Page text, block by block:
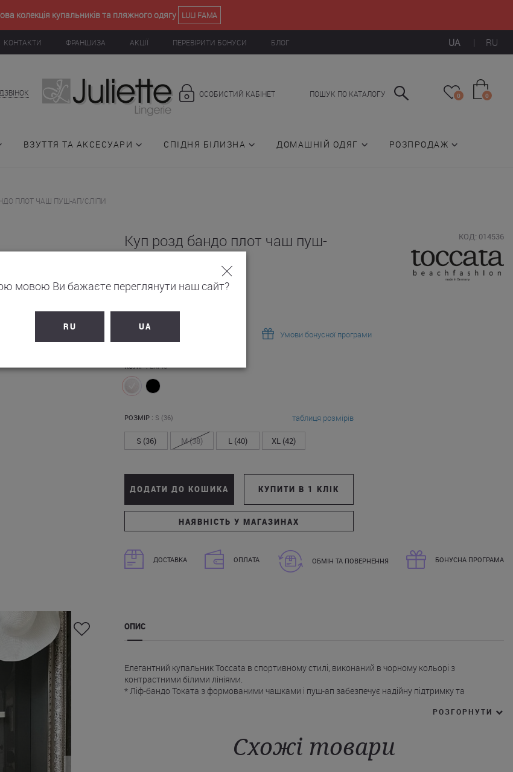
колекція купальників та пляжного одягу LULI FAMA
UA | RU
КОНТАКТИ ФРАНШИЗА АКЦІЇ ПЕРЕВІРИТИ БОНУСИ БЛОГ
ПОШУК ПО КАТАЛОГУ
ОСОБИСТИЙ КАБІНЕТ 0 0
ВЗУТТЯ ТА АКСЕСУАРИ СПІДНЯ БІЛИЗНА ДОМАШНІЙ ОДЯГ РОЗПРОДАЖ
ПЛОТ ЧАШ ПУШ-АП/СЛІПИ
Куп розд бандо плот чаш пуш-
ап/сліпи (014536)
КОД: 014536
6 890грн.
Умови бонусної програми
КОЛІР :ЕКРЮ
РОЗМІР : S (36) таблиця розмірів
S (36) M (38) L (40) XL (42)
ДОДАТИ ДО КОШИКА КУПИТИ В 1 КЛІК
НАЯВНІСТЬ У МАГАЗИНАХ
ДОСТАВКА ОПЛАТА ОБМІН ТА ПОВЕРНЕННЯ БОНУСНА ПРОГРАМА
ОПИС
Елегантний купальник Toccata в спортивному стилі, виконаний в чорному кольорі з
контрастними білими лініями.
* Ліф-бандо Токата з формованими чашками і пуш-ап забезпечує надійну підтримку та
* Декоративна блискавка із золотистим кільцем у центрі ліфа додає стильний акцент і
* Широкі бретелі (не відстібаються) виконані з білою окантовкою, що надає модному вигляду
РОЗГОРНУТИ
Схожі товари
мовою Ви бажаєте переглянути наш сайт?
RU UA